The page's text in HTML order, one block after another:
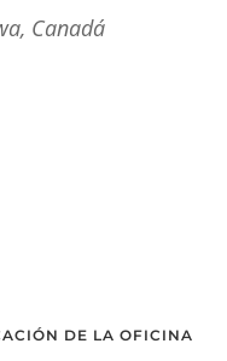
Canadá
DE LA OFICINA